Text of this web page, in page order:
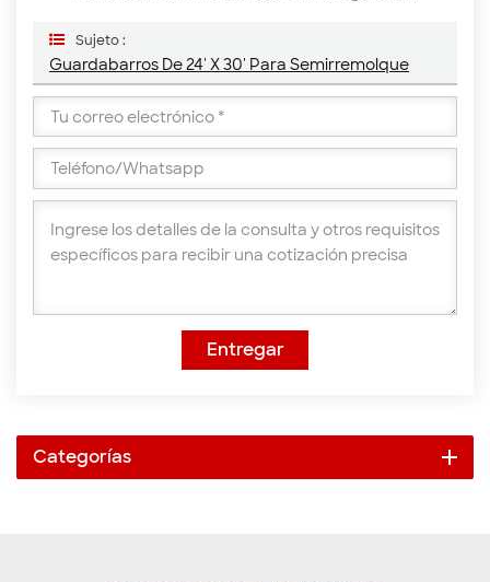
Sujeto :
Guardabarros De 24' X 30' Para Semirremolque
Entregar
Categorías